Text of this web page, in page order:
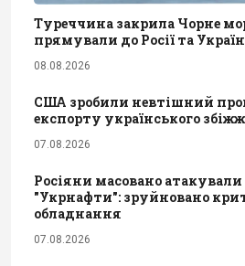
Туреччина закрила Чорне
прямували до Росії та
08.08.2026
США зробили невтішний
експорту українського
07.08.2026
Росіяни масовано атакували
"Укрнафти": зруйновано
обладнання
07.08.2026